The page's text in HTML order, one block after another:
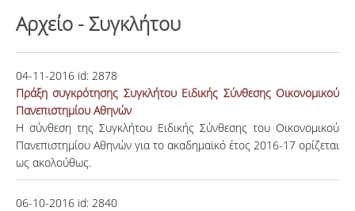
Αρχείο - Συγκλήτου
04-11-2016 id: 2878
Πράξη συγκρότησης Συγκλήτου Ειδικής Σύνθεσης Οικονομικού
Πανεπιστημίου Αθηνών
Η σύνθεση της Συγκλήτου Ειδικής Σύνθεσης του Οικονομικού
Πανεπιστημίου Αθηνών για το ακαδημαϊκό έτος 2016-17 ορίζεται
ως ακολούθως.
06-10-2016 id: 2840